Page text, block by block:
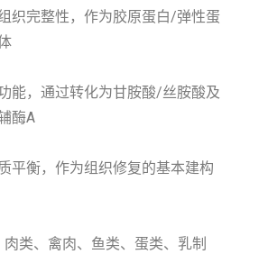
织完整性，作为胶原蛋白/弹性蛋
能，通过转化为甘胺酸/丝胺酸及
酶A
平衡，作为组织修复的基本建构
类、禽肉、鱼类、蛋类、乳制